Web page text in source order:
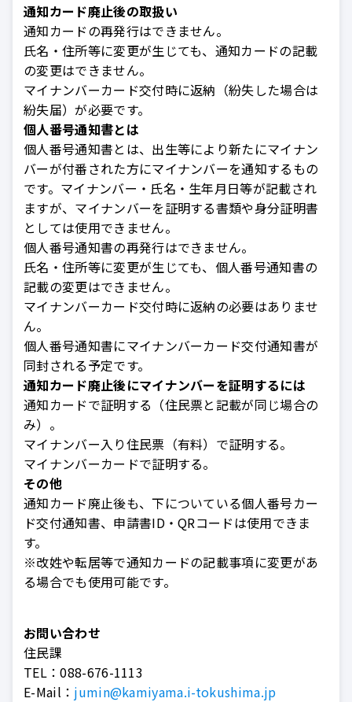
通知カード廃止後の取扱い
通知カードの再発行はできません。
氏名・住所等に変更が生じても、通知カードの記載
の変更はできません。
マイナンバーカード交付時に返納（紛失した場合は
紛失届）が必要です。
個人番号通知書とは
個人番号通知書とは、出生等により新たにマイナン
バーが付番された方にマイナンバーを通知するもの
です。マイナンバー・氏名・生年月日等が記載され
ますが、マイナンバーを証明する書類や身分証明書
としては使用できません。
個人番号通知書の再発行はできません。
氏名・住所等に変更が生じても、個人番号通知書の
記載の変更はできません。
マイナンバーカード交付時に返納の必要はありませ
ん。
個人番号通知書にマイナンバーカード交付通知書が
同封される予定です。
通知カード廃止後にマイナンバーを証明するには
通知カードで証明する（住民票と記載が同じ場合の
み）。
マイナンバー入り住民票（有料）で証明する。
マイナンバーカードで証明する。
その他
通知カード廃止後も、下についている個人番号カー
ド交付通知書、申請書ID・QRコードは使用できま
す。
※改姓や転居等で通知カードの記載事項に変更があ
る場合でも使用可能です。
お問い合わせ
住民課
TEL：088-676-1113
E-Mail： jumin@kamiyama.i-tokushima.jp